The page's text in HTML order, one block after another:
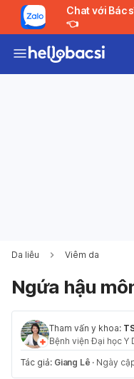
Chat với Bác sĩ ngay 👉 Nhận
👈
Da liễu Viêm da
Ngứa hậu
Tham vấn y khoa:
Bệnh viện Đại học Y
Tác giả: Giang Lê · Ngày